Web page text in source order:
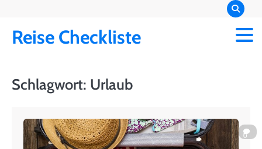
content
Reise Checkliste
Schlagwort: Urlaub
0